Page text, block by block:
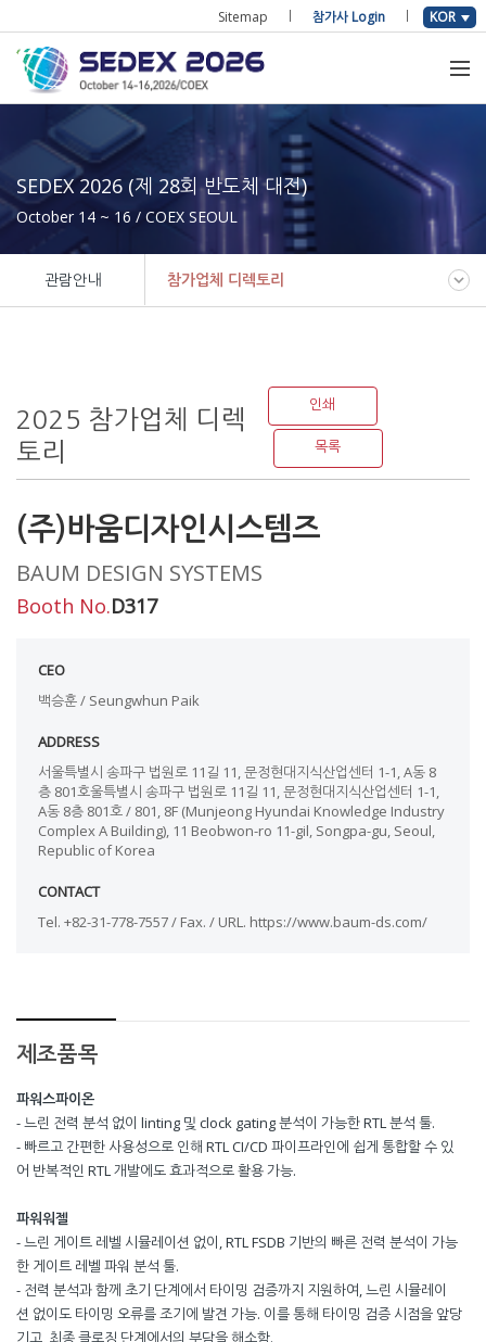
Sitemap 참가사 Login KOR
SEDEX 2026 (제 28회 반도체 대전)
October 14 ~ 16 / COEX SEOUL
관람안내 참가업체 디렉토리
2025 참가업체 디렉
토리
인쇄
목록
(주)바움디자인시스템즈
BAUM DESIGN SYSTEMS
Booth No.D317
CEO
백승훈 / Seungwhun Paik
ADDRESS
서울특별시 송파구 법원로 11길 11, 문정현대지식산업센터 1-1, A동 8
층 801호울특별시 송파구 법원로 11길 11, 문정현대지식산업센터 1-1,
A동 8층 801호 / 801, 8F (Munjeong Hyundai Knowledge Industry
Complex A Building), 11 Beobwon-ro 11-gil, Songpa-gu, Seoul,
Republic of Korea
CONTACT
Tel. +82-31-778-7557 / Fax. / URL. https://www.baum-ds.com/
제조품목
파워스파이온
- 느린 전력 분석 없이 linting 및 clock gating 분석이 가능한 RTL 분석 툴.
- 빠르고 간편한 사용성으로 인해 RTL CI/CD 파이프라인에 쉽게 통합할 수 있
어 반복적인 RTL 개발에도 효과적으로 활용 가능.
파워워젤
- 느린 게이트 레벨 시뮬레이션 없이, RTL FSDB 기반의 빠른 전력 분석이 가능
한 게이트 레벨 파워 분석 툴.
- 전력 분석과 함께 초기 단계에서 타이밍 검증까지 지원하여, 느린 시뮬레이
션 없이도 타이밍 오류를 조기에 발견 가능. 이를 통해 타이밍 검증 시점을 앞당
기고, 최종 클로징 단계에서의 부담을 해소함.